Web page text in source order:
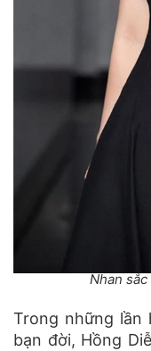
Nhan
Trong những lần
bạn đời, Hồng